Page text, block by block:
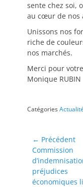
sente chez soi,
au cœur de nos
Unissons nos
riche de
nos marchés.
Merci pour
Monique RUBIN
CatégoriesActualité
← Précédent
Commission
préjudices
économiques